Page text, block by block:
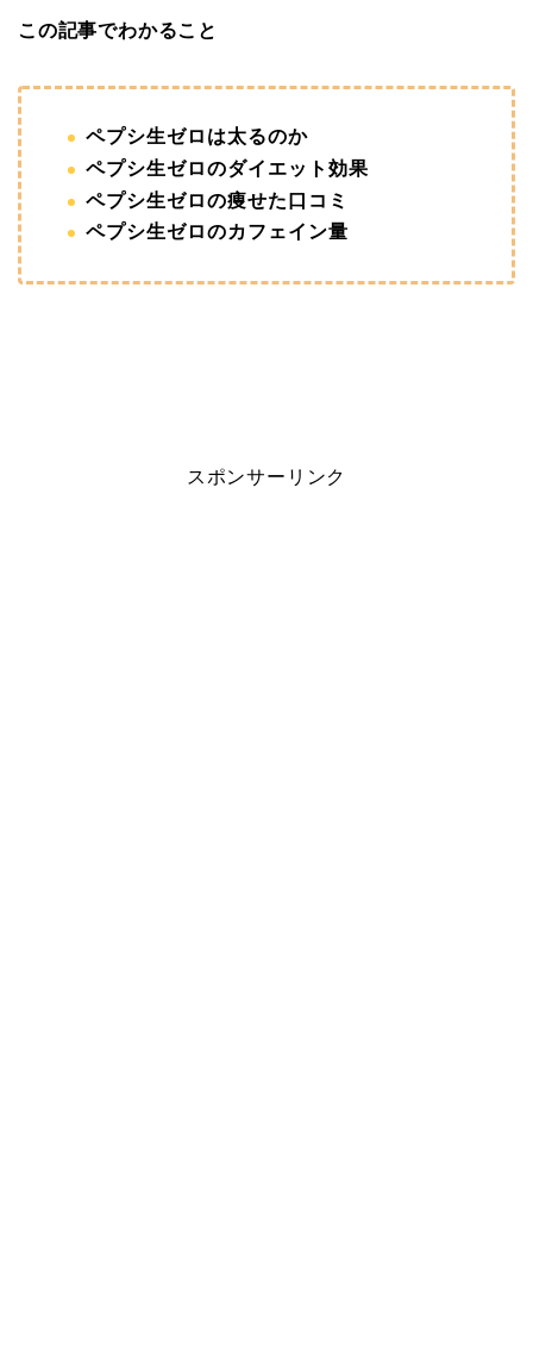
この記事でわかること
ペプシ生ゼロは太るのか
ペプシ生ゼロのダイエット効果
ペプシ生ゼロの痩せた口コミ
ペプシ生ゼロのカフェイン量
スポンサーリンク